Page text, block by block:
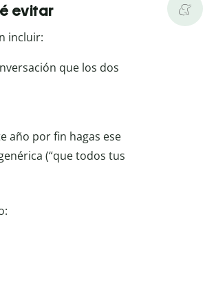
evitar
incluir:
que los dos
año por fin hagas ese
(“que todos tus